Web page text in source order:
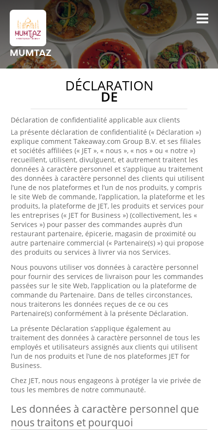
MUMTAZ
DÉCLARATION
DE
Déclaration de confidentialité applicable aux clients
La présente déclaration de confidentialité (« Déclaration »)
explique comment Takeaway.com Group B.V. et ses filiales
et sociétés affiliées (« JET », « nous », « nos » ou « notre »)
recueillent, utilisent, divulguent, et autrement traitent les
données à caractère personnel et s’applique au traitement
des données à caractère personnel des clients qui utilisent
l’une de nos plateformes et l’un de nos produits, y compris
le site Web de commande, l’application, la plateforme et les
produits, la plateforme de JET, les produits et services pour
les entreprises (« JET for Business ») (collectivement, les «
Services ») pour passer des commandes auprès d’un
restaurant partenaire, épicerie, magasin de proximité ou
autre partenaire commercial (« Partenaire(s) ») qui propose
des produits ou services à livrer via nos Services.
Nous pouvons utiliser vos données à caractère personnel
pour fournir des services de livraison pour les commandes
passées sur le site Web, l’application ou la plateforme de
commande du Partenaire. Dans de telles circonstances,
nous traiterons les données reçues de ce ou ces
Partenaire(s) conformément à la présente Déclaration.
La présente Déclaration s’applique également au
traitement des données à caractère personnel de tous les
employés et utilisateurs assignés aux clients qui utilisent
l’un de nos produits et l’une de nos plateformes JET for
Business.
Chez JET, nous nous engageons à protéger la vie privée de
tous les membres de notre communauté.
Les données à caractère personnel que
nous traitons et pourquoi